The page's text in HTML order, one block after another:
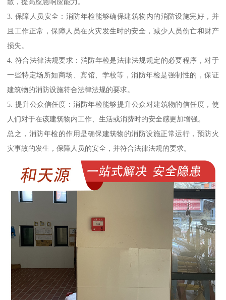
3. 保障人员安全：消防年检能够确保建筑物内的消防设施完好，并
且工作正常，保障人员在火灾发生时的安全，减少人员伤亡和财产
损失。
4. 符合法律法规要求：消防年检是法律法规规定的必要程序，对于
一些特定场所如商场、宾馆、学校等，消防年检是强制性的，保证
建筑物的消防设施符合法律法规的要求。
5. 提升公众信任度：消防年检能够提升公众对建筑物的信任度，使
人们对于在该建筑物内工作、生活或消费时的安全感更加增强。
总之，消防年检的作用是确保建筑物的消防设施正常运行，预防火
灾事故的发生，保障人员的安全，并符合法律法规的要求。